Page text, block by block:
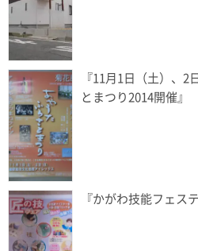
『11月1日（土）、2
とまつり2014開催』
『かがわ技能フェス